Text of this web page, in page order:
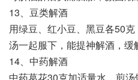
13、豆类解酒
用绿豆、红小豆、黑豆各50克
汤一起服下，能提神解酒，缓
14、中药解酒